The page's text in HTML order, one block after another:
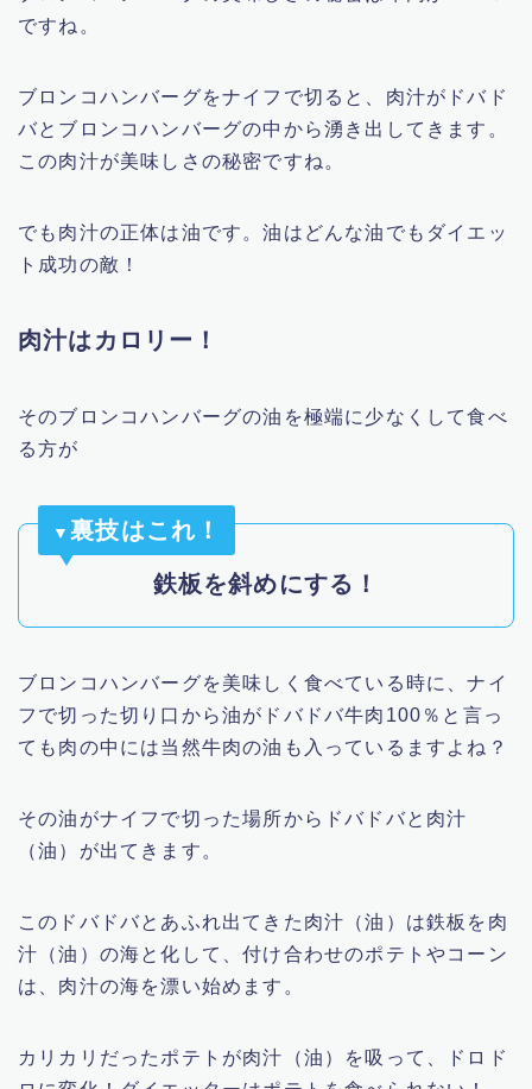
ですね。
ブロンコハンバーグをナイフで切ると、肉汁がドバド
バとブロンコハンバーグの中から湧き出してきます。
この肉汁が美味しさの秘密ですね。
でも肉汁の正体は油です。油はどんな油でもダイエッ
ト成功の敵！
肉汁はカロリー！
そのブロンコハンバーグの油を極端に少なくして食べ
る方が
▼裏技はこれ！
鉄板を斜めにする！
ブロンコハンバーグを美味しく食べている時に、ナイ
フで切った切り口から油がドバドバ牛肉100％と言っ
ても肉の中には当然牛肉の油も入っているますよね？
その油がナイフで切った場所からドバドバと肉汁
（油）が出てきます。
このドバドバとあふれ出てきた肉汁（油）は鉄板を肉
汁（油）の海と化して、付け合わせのポテトやコーン
は、肉汁の海を漂い始めます。
カリカリだったポテトが肉汁（油）を吸って、ドロド